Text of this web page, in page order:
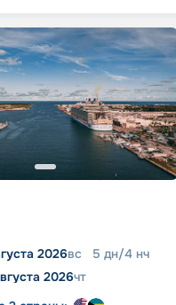
2026вс 5 дн/4 нч
2026чт